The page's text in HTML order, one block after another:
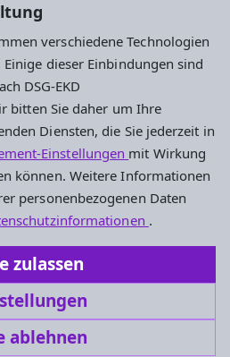
verschiedene Technologien
dieser Einbindungen sind
DSG-EKD
bitten Sie daher um Ihre
Diensten, die Sie jederzeit in
Einstellungen mit Wirkung
können. Weitere Informationen
personenbezogenen Daten
.
zulassen
ablehnen
Cookie-Einstellungen
Darmstadt